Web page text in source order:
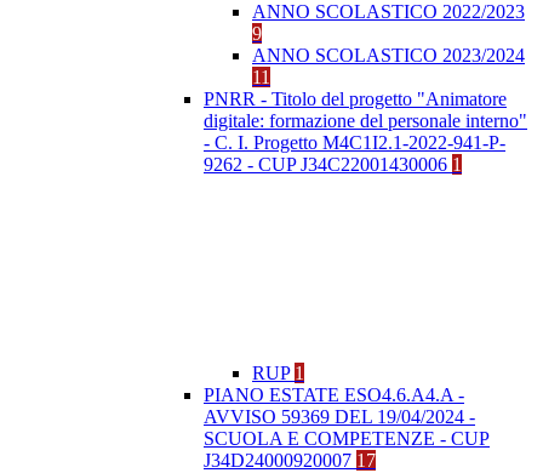
ANNO SCOLASTICO 2022/2023
9
ANNO SCOLASTICO 2023/2024
11
PNRR - Titolo del progetto "Animatore
digitale: formazione del personale interno"
- C. I. Progetto M4C1I2.1-2022-941-P-
9262 - CUP J34C22001430006 1
RUP 1
PIANO ESTATE ESO4.6.A4.A -
AVVISO 59369 DEL 19/04/2024 -
SCUOLA E COMPETENZE - CUP
J34D24000920007 17